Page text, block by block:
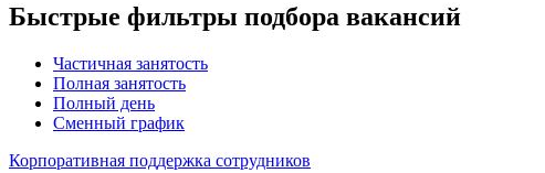
Быстрые фильтры подбора вакансий
Частичная занятость
Полная занятость
Полный день
Сменный график
Корпоративная поддержка сотрудников